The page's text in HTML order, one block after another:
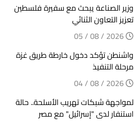
وزير الصناعة يبحث مع سفيرة فلسطين
تعزيز التعاون الثنائي
واشنطن تؤكد دخول خارطة طريق غزة
مرحلة التنفيذ
لمواجهة شبكات تهريب الأسلحة.. حالة
استنفار لدى "إسرائيل" مع مصر